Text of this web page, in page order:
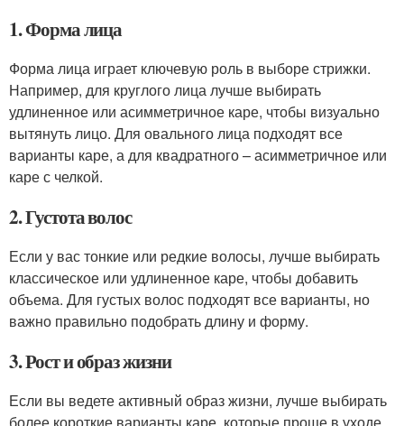
1. Форма лица
Форма лица играет ключевую роль в выборе стрижки.
Например, для круглого лица лучше выбирать
удлиненное или асимметричное каре, чтобы визуально
вытянуть лицо. Для овального лица подходят все
варианты каре, а для квадратного – асимметричное или
каре с челкой.
2. Густота волос
Если у вас тонкие или редкие волосы, лучше выбирать
классическое или удлиненное каре, чтобы добавить
объема. Для густых волос подходят все варианты, но
важно правильно подобрать длину и форму.
3. Рост и образ жизни
Если вы ведете активный образ жизни, лучше выбирать